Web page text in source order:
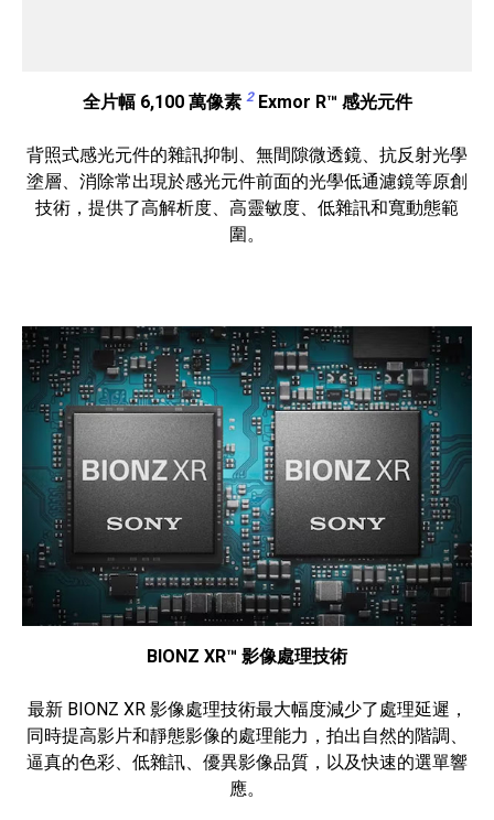
全片幅 6,100 萬像素 2Exmor R™ 感光元件
背照式感光元件的雜訊抑制、無間隙微透鏡、抗反射光學
塗層、消除常出現於感光元件前面的光學低通濾鏡等原創
技術，提供了高解析度、高靈敏度、低雜訊和寬動態範
圍。
BIONZ XR™ 影像處理技術
最新 BIONZ XR 影像處理技術最大幅度減少了處理延遲，
同時提高影片和靜態影像的處理能力，拍出自然的階調、
逼真的色彩、低雜訊、優異影像品質，以及快速的選單響
應。